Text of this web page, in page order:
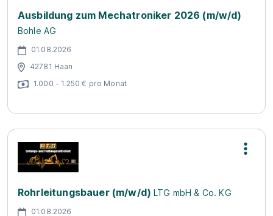
Ausbildung zum Mechatroniker 2026 (m/w/d)
Bohle AG
01.08.2026
42781 Haan
1.000 - 1.250 € pro Monat
Rohrleitungsbauer (m/w/d) LTG mbH & Co. KG
01.08.2026